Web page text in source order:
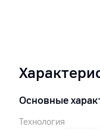
Основные
Технология